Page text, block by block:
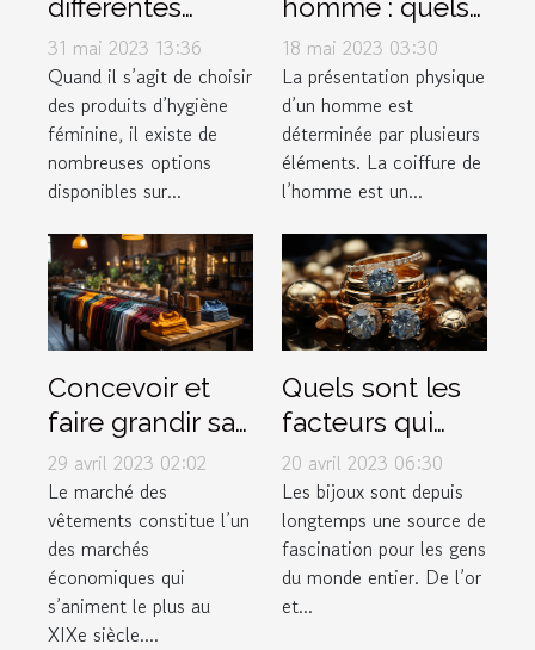
options de
serviettes
hygiéniques
disponibles sur
le marché pour
31 mai 2023 13:36
Quand il s’agit de choisir
des produits d’hygiène
féminine, il existe de
nombreuses options
disponibles sur...
sont les
différents types
de dégradé ?
18 mai 2023 03:30
La présentation physique
d’un homme est
déterminée par plusieurs
éléments. La coiffure de
l’homme est un...
Concevoir et
faire grandir sa
marque de
vêtement
29 avril 2023 02:02
Le marché des
vêtements constitue l’un
des marchés
économiques qui
s’animent le plus au
XIXe siècle....
Quels sont les
facteurs qui
déterminent la
valeur d'un
bijou ?
20 avril 2023 06:30
Les bijoux sont depuis
longtemps une source de
fascination pour les gens
du monde entier. De l’or
et...